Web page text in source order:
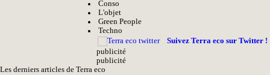
Conso
L'objet
Green People
Techno
Suivez Terra eco sur Twitter !
publicité
publicité
Les derniers articles de Terra eco